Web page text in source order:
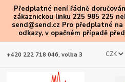
Předplatné není řádně
zákaznickou linku 225 985 225
send@send.cz Pro předplatné
odkazy, v opačném případě
CZK
+420 222 718 046, volba 3